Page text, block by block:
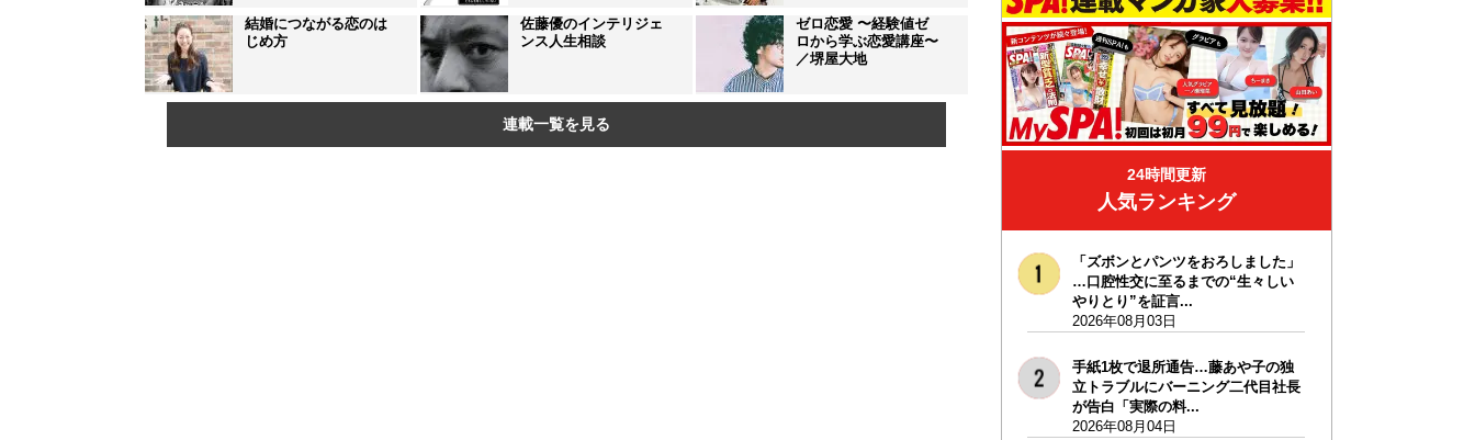
結婚につながる恋のは
じめ方
佐藤優のインテリジェ
ンス人生相談
ゼロ恋愛 〜経験値ゼ
ロから学ぶ恋愛講座〜
／堺屋大地
連載一覧を見る
24時間更新
人気ランキング
「ズボンとパンツをおろしました」
…口腔性交に至るまでの“生々しい
やりとり”を証言...
2026年08月03日
手紙1枚で退所通告…藤あや子の独
立トラブルにバーニング二代目社長
が告白「実際の料...
2026年08月04日